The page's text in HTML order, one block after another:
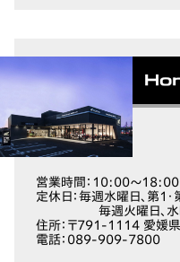
営業時間 ：10:00～18:00
定休日 ：毎週水曜日、第1
毎週火曜日、水曜日
住所：〒791-1114 愛媛
電話：089-909-7800